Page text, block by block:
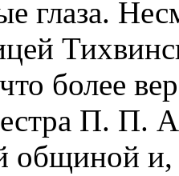
глаза.
более
П. П.
общиной